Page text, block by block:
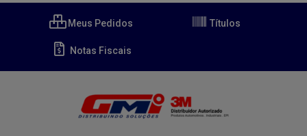
Meus Pedidos Títulos
Notas Fiscais